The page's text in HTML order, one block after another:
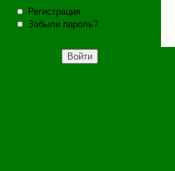
Регистрация
Забыли пароль?